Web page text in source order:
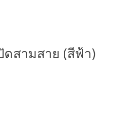
สามสาย (สีฟ้า)